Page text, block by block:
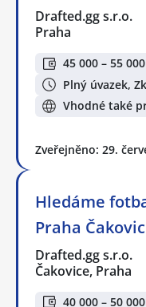
Drafted.gg s.r.o.
Praha
45 000 – 55
Plný úvazek,
Vhodné také
Zveřejněno: 29.
Hledáme
Praha
Drafted.gg s.r.o.
Čakovice, Praha
40 000 – 50